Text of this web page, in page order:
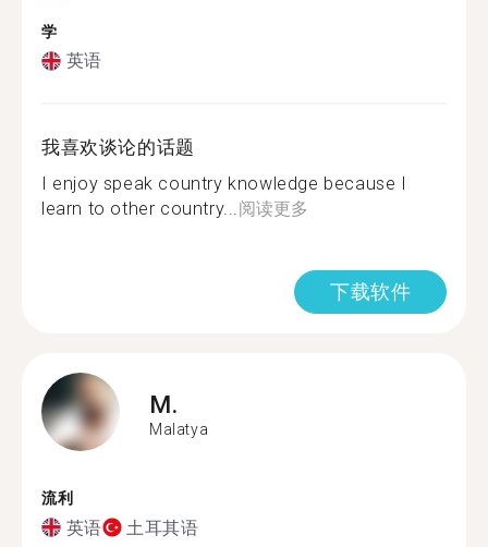
学
英语
我喜欢谈论的话题
I enjoy speak country knowledge because I
learn to other country...阅读更多
下载软件
M.
Malatya
流利
英语 土耳其语